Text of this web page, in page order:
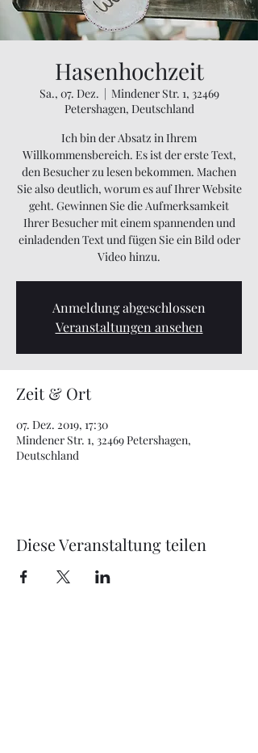
Hasenhochzeit
Sa., 07. Dez.
  |
Mindener Str. 1, 32469
Petershagen, Deutschland
Ich bin der Absatz in Ihrem
Willkommensbereich. Es ist der erste Text,
den Besucher zu lesen bekommen. Machen
Sie also deutlich, worum es auf Ihrer Website
geht. Gewinnen Sie die Aufmerksamkeit
Ihrer Besucher mit einem spannenden und
einladenden Text und fügen Sie ein Bild oder
Video hinzu.
Anmeldung abgeschlossen
Veranstaltungen ansehen
Zeit & Ort
07. Dez. 2019, 17:30
Mindener Str. 1, 32469 Petershagen,
Deutschland
Diese Veranstaltung teilen